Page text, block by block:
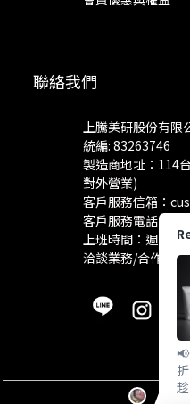
聯絡我們
上騰美研股份有限
統編: 83263746
製造商地址：114
對外營業)
客戶服務信箱：
客戶服務電話：
上班時間：週一至
洽談業務/合作資